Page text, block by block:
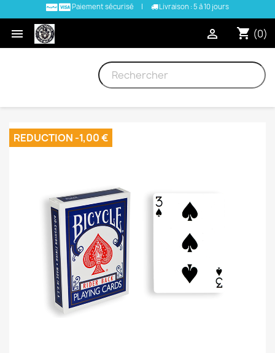
Paiement sécurisé | Livraison : 5 à 10 jours
 shopping_cart (0)

REDUCTION -1,00 €